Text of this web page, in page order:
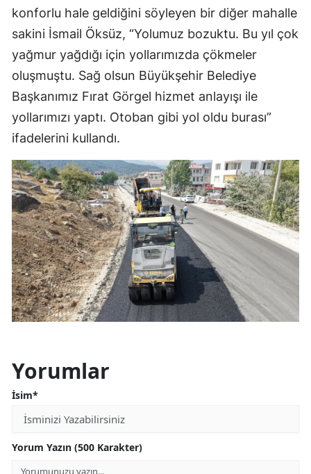
konforlu hale geldiğini söyleyen bir diğer mahalle
sakini İsmail Öksüz, “Yolumuz bozuktu. Bu yıl çok
yağmur yağdığı için yollarımızda çökmeler
oluşmuştu. Sağ olsun Büyükşehir Belediye
Başkanımız Fırat Görgel hizmet anlayışı ile
yollarımızı yaptı. Otoban gibi yol oldu burası”
ifadelerini kullandı.
Yorumlar
İsim*
Yorum Yazın (500 Karakter)